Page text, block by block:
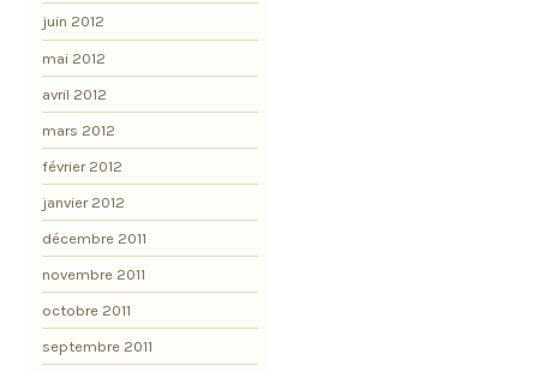
juin 2012
mai 2012
avril 2012
mars 2012
février 2012
janvier 2012
décembre 2011
novembre 2011
octobre 2011
septembre 2011